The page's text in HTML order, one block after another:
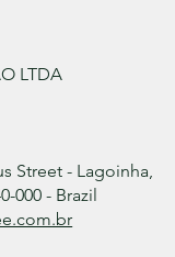
LTDA
Street - Lagoinha,
000 - Brazil